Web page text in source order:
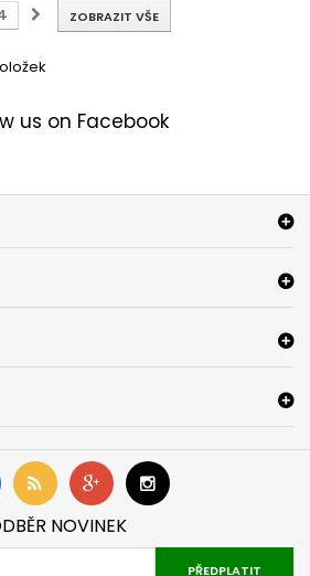
ZOBRAZIT VŠE
us on Facebook
NOVINEK
PŘEDPLATIT